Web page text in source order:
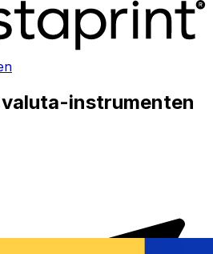
instrumenten